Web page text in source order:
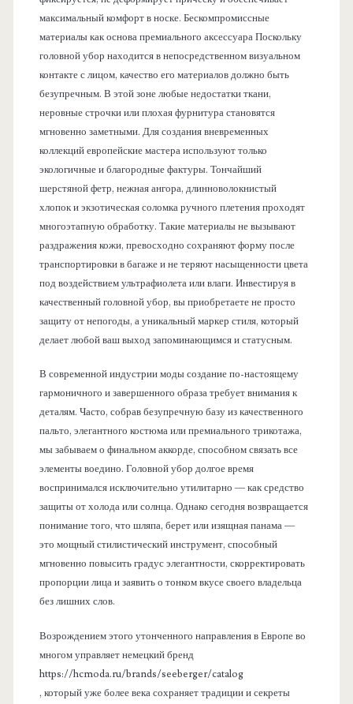
максимальный комфорт в носке. Бескомпромиссные
материалы как основа премиального аксессуара Поскольку
головной убор находится в непосредственном визуальном
контакте с лицом, качество его материалов должно быть
безупречным. В этой зоне любые недостатки ткани,
неровные строчки или плохая фурнитура становятся
мгновенно заметными. Для создания вневременных
коллекций европейские мастера используют только
экологичные и благородные фактуры. Тончайший
шерстяной фетр, нежная ангора, длинноволокнистый
хлопок и экзотическая соломка ручного плетения проходят
многоэтапную обработку. Такие материалы не вызывают
раздражения кожи, превосходно сохраняют форму после
транспортировки в багаже и не теряют насыщенности цвета
под воздействием ультрафиолета или влаги. Инвестируя в
качественный головной убор, вы приобретаете не просто
защиту от непогоды, а уникальный маркер стиля, который
делает любой ваш выход запоминающимся и статусным.
В современной индустрии моды создание по-настоящему
гармоничного и завершенного образа требует внимания к
деталям. Часто, собрав безупречную базу из качественного
пальто, элегантного костюма или премиального трикотажа,
мы забываем о финальном аккорде, способном связать все
элементы воедино. Головной убор долгое время
воспринимался исключительно утилитарно — как средство
защиты от холода или солнца. Однако сегодня возвращается
понимание того, что шляпа, берет или изящная панама —
это мощный стилистический инструмент, способный
мгновенно повысить градус элегантности, скорректировать
пропорции лица и заявить о тонком вкусе своего владельца
без лишних слов.
Возрождением этого утонченного направления в Европе во
многом управляет немецкий бренд
https://hcmoda.ru/brands/seeberger/catalog
, который уже более века сохраняет традиции и секреты